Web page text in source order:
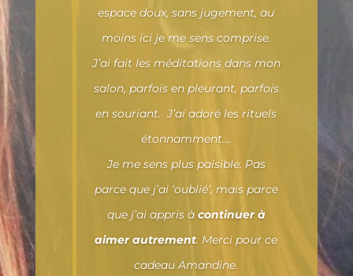
espace doux, sans jugement, au
moins ici je me sens comprise.
J’ai fait les méditations dans mon
salon, parfois en pleurant, parfois
en souriant. J’ai adoré les rituels
étonnamment….
Je me sens plus paisible. Pas
parce que j’ai ‘oublié’, mais parce
que j’ai appris à continuer à
aimer autrement. Merci pour ce
cadeau Amandine.